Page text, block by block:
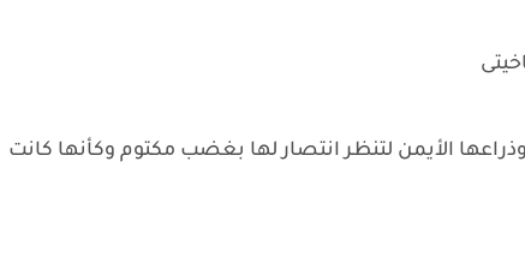
الأيمن لتنظر انتصار لها بغضب مكتوم وكأنها كانت